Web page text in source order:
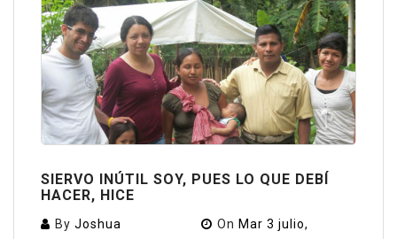
SIERVO INÚTIL SOY, PUES LO QUE DEBÍ
HACER, HICE
By Joshua
On Mar 3 julio,